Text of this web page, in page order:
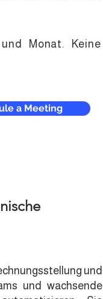
Monat. Keine
a Meeting
und
und wachsende